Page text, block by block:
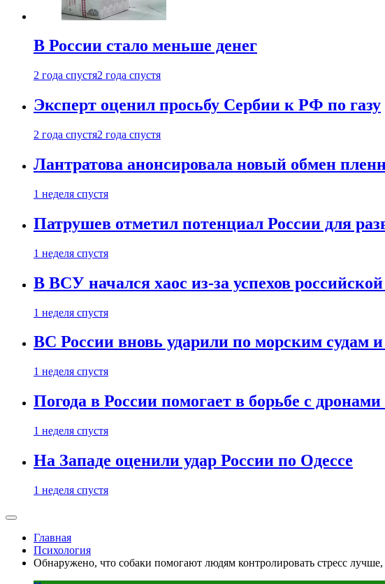
В России стало меньше денег
2 года спустя2 года спустя
Эксперт оценил просьбу Сербии к РФ по газу
2 года спустя2 года спустя
Лантратова анонсировала новый обмен
1 неделя спустя
Патрушев отметил потенциал России для
1 неделя спустя
В ВСУ начался хаос из-за успехов
1 неделя спустя
ВС России вновь ударили по морским судам
1 неделя спустя
Погода в России помогает в борьбе с
1 неделя спустя
На Западе оценили удар России по Одессе
1 неделя спустя
Главная
Психология
Обнаружено, что собаки помогают людям контролировать стресс